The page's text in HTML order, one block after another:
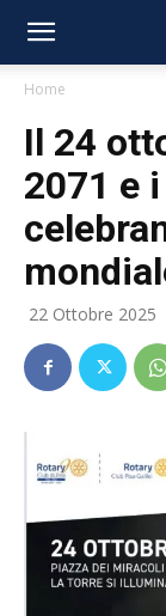
Home
Il 24
2071 e
22 Ottobre 2025